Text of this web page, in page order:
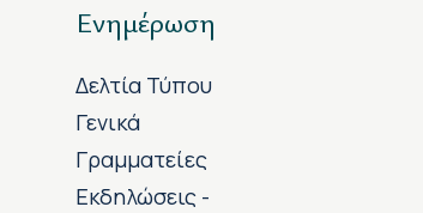
Ενημέρωση
Δελτία Τύπου
Γενικά
Γραμματείες
Εκδηλώσεις -